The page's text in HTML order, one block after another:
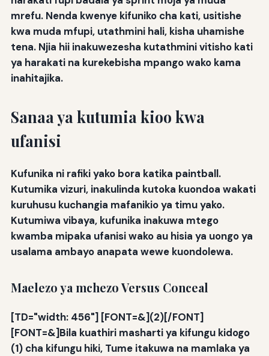
mrefu. Nenda kwenye kifuniko cha kati, usitishe
kwa muda mfupi, utathmini hali, kisha uhamishe
tena. Njia hii inakuwezesha kutathmini vitisho kati
ya harakati na kurekebisha mpango wako kama
inahitajika.
Sanaa ya kutumia kioo kwa
ufanisi
Kufunika ni rafiki yako bora katika paintball.
Kutumika vizuri, inakulinda kutoka kuondoa wakati
kuruhusu kuchangia mafanikio ya timu yako.
Kutumiwa vibaya, kufunika inakuwa mtego
kwamba mipaka ufanisi wako au hisia ya uongo ya
usalama ambayo anapata wewe kuondolewa.
Maelezo ya mchezo Versus Conceal
[TD="width: 456"] [FONT=&](2)[/FONT]
[FONT=&]Bila kuathiri masharti ya kifungu kidogo
(1) cha kifungu hiki, Tume itakuwa na mamlaka ya